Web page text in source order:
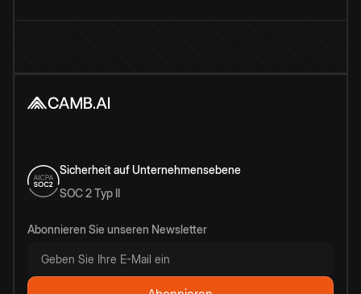
Sicherheit auf Unternehmensebene
SOC 2 Typ II
Abonnieren Sie unseren Newsletter